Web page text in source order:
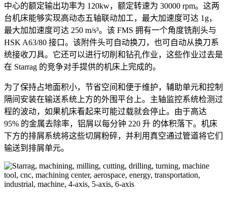
中心的额定输出功率为 120kw，额定转速为 30000 rpm。这两
台机床能够实现高动态五轴联动加工，最大加速度可达 1g，
最大加加速度可达 250 m/s³。该 FMS 拥有一个角度铣削头与
HSK A63/80 接口。该附件头可自动换刀，也可自动从换刀系
统接收刀具。它还可以进行切削和钻孔作业，这些作业过去是
在 Starrag 的竞争对手提供的机床上完成的。
为了保持占地面积小，节省空间和便于维护，辅助单元和控制
隔间安装在输送系统上方的外围平台上。主轴监控系统检测过
程的波动，如果机床看起来可能过载就会停止。由于高达
95% 的金属去除率，铝屑以每分钟 220 升 的体积落下。机床
下方的排屑系统将这些切屑粉碎，并利用真空通过管道将它们
输送到排屑单元。